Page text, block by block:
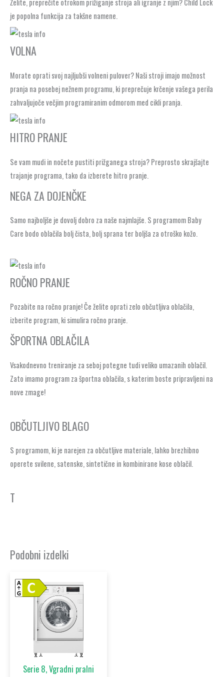
Želite, preprečite otrokom prižiganje stroja ali igranje z njim? Child Lock
je popolna funkcija za takšne namene.
VOLNA
Morate oprati svoj najljubši volneni pulover? Naši stroji imajo možnost
pranja na posebej nežnem programu, ki preprečuje krčenje vašega perila
zahvaljujoče večjim programiranim odmorom med cikli pranja.
HITRO PRANJE
Se vam mudi in nočete pustiti prižganega stroja? Preprosto skrajšajte
trajanje programa, tako da izberete hitro pranje.
NEGA ZA DOJENČKE
Samo najboljše je dovolj dobro za naše najmlajše. S programom Baby
Care bodo oblačila bolj čista, bolj sprana ter boljša za otroško kožo.
ROČNO PRANJE
Pozabite na ročno pranje! Če želite oprati zelo občutljiva oblačila,
izberite program, ki simulira ročno pranje.
ŠPORTNA OBLAČILA
Vsakodnevno treniranje za seboj potegne tudi veliko umazanih oblačil.
Zato imamo program za športna oblačila, s katerim boste pripravljeni na
nove zmage!
OBČUTLJIVO BLAGO
S programom, ki je narejen za občutljive materiale, lahko brezhibno
operete svilene, satenske, sintetične in kombinirane kose oblačil.
T
Podobni izdelki
Serie 8, Vgradni pralni